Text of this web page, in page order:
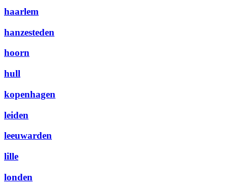
haarlem
hanzesteden
hoorn
hull
kopenhagen
leiden
leeuwarden
lille
londen